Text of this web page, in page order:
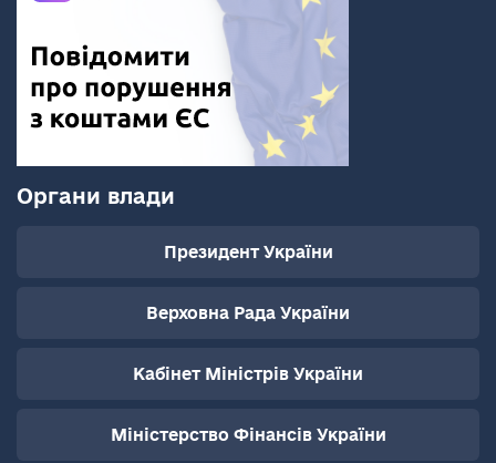
Органи влади
Президент України
Верховна Рада України
Кабінет Міністрів України
Міністерство Фінансів України